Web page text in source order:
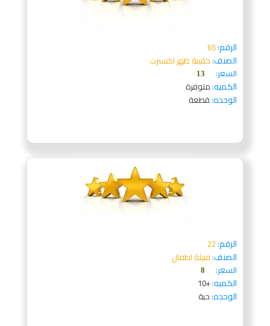
الرقم:65
الصنف:حقيبة ظهر اكسبرت
السعر:
13
الكميه:متوفرة
الوحده:قطعة
الرقم:22
الصنف:فنيلة اطفال
السعر:
8
الكميه:+10
الوحده:حبة